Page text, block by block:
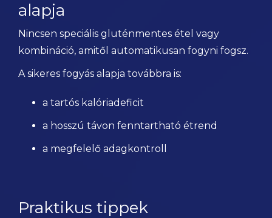
alapja
Nincsen speciális gluténmentes étel vagy
kombináció, amitől automatikusan fogyni fogsz.
A sikeres fogyás alapja továbbra is:
a tartós kalóriadeficit
a hosszú távon fenntartható étrend
a megfelelő adagkontroll
Praktikus tippek